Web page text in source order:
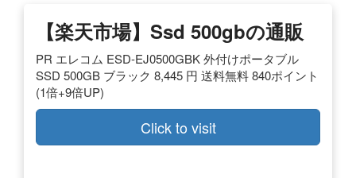
【楽天市場】ssd 500gbの通販
PR エレコム ESD-EJ0500GBK 外付けポータブル
SSD 500GB ブラック 8,445 円 送料無料 840ポイント
(1倍+9倍UP)
Click to visit